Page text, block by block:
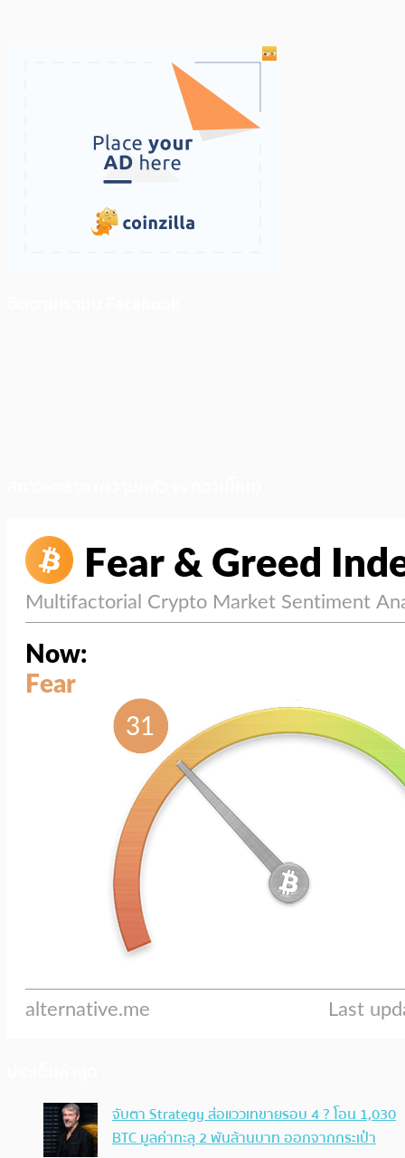
จับตา Strategy ส่อแววเทขายรอบ 4 ? โอน 1,030
BTC มูลค่าทะลุ 2 พันล้านบาท ออกจากกระเป๋า